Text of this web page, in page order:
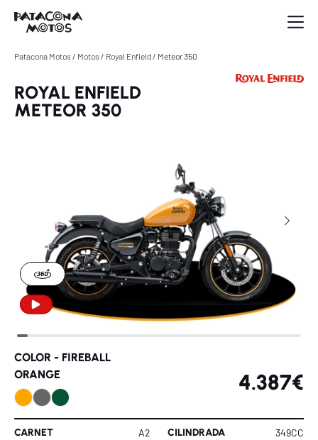
Patacona Motos/ Motos/ Royal Enfield/ Meteor 350
ROYAL ENFIELD
METEOR 350
COLOR - FIREBALL
ORANGE
4.387€
CARNET A2 CILINDRADA 349CC